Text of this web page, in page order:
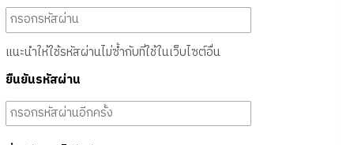
แนะนำให้ใช้รหัสผ่านไม่ซ้ำกับที่ใช้ในเว็บไซต์อื่น
ยืนยันรหัสผ่าน